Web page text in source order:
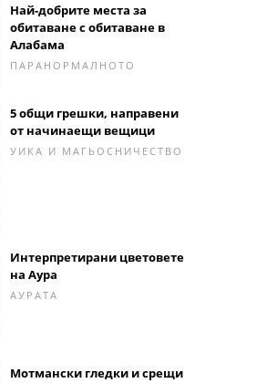
Най-добрите места за
обитаване с обитаване в
Алабама
ПАРАНОРМАЛНОТО
5 общи грешки, направени
от начинаещи вещици
УИКА И МАГЬОСНИЧЕСТВО
Интерпретирани цветовете
на Аура
АУРАТА
Мотмански гледки и срещи